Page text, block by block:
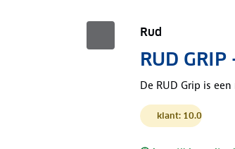
Rud
RUD
De RUD Grip is
klant: 10.0